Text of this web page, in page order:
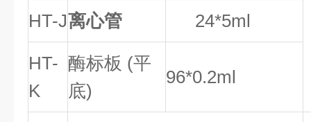
HT-J离心管 24*5ml
HT-
K
酶标板 (平
底)
96*0.2ml